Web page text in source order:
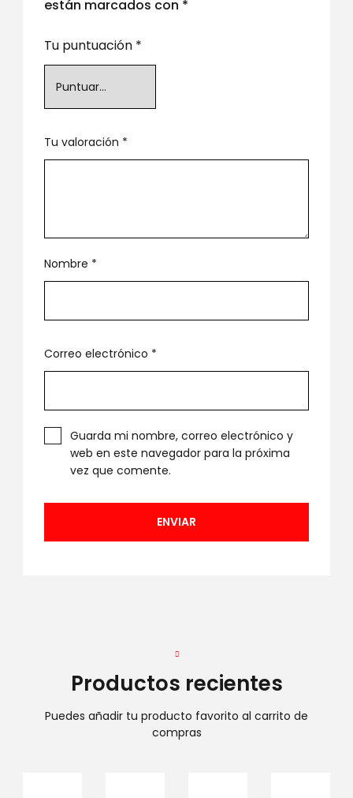
están marcados con *
Tu puntuación *
Tu valoración *
Nombre *
Correo electrónico *
Guarda mi nombre, correo electrónico y
web en este navegador para la próxima
vez que comente.
Productos recientes
Puedes añadir tu producto favorito al carrito de
compras